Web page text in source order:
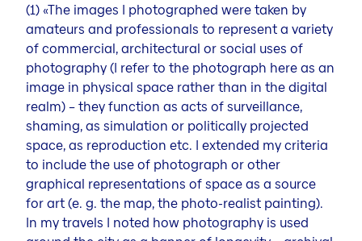
(1) «The images I photographed were taken by
amateurs and professionals to represent a variety
of commercial, architectural or social uses of
photography (I refer to the photograph here as an
image in physical space rather than in the digital
realm) – they function as acts of surveillance,
shaming, as simulation or politically projected
space, as reproduction etc. I extended my criteria
to include the use of photograph or other
graphical representations of space as a source
for art (e. g. the map, the photo-realist painting).
In my travels I noted how photography is used